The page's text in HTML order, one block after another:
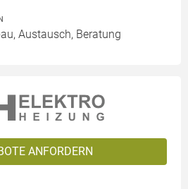
Austausch, Beratung
ANFORDERN